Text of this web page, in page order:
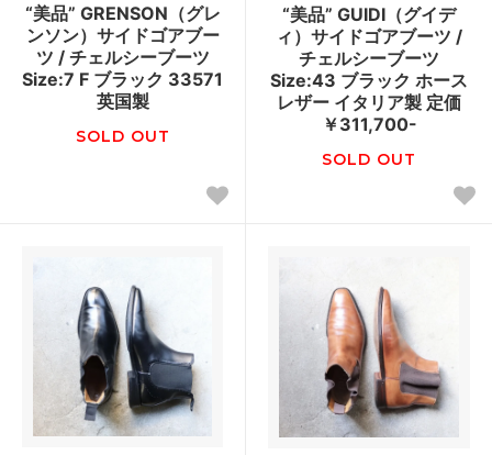
“美品” GRENSON（グレ
ンソン）サイドゴアブー
ツ / チェルシーブーツ
Size:7 F ブラック 33571
英国製
SOLD OUT
“美品” GUIDI（グイデ
ィ）サイドゴアブーツ /
チェルシーブーツ
Size:43 ブラック ホース
レザー イタリア製 定価
￥311,700-
SOLD OUT